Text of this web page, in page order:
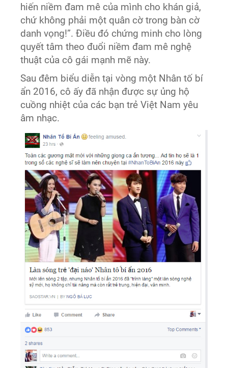
hiến niềm đam mê của mình cho khán giả,
chứ không phải một quân cờ trong bàn cờ
danh vọng!”. Điều đó chứng minh cho lòng
quyết tâm theo đuổi niềm đam mê nghệ
thuật của cô gái mạnh mẽ này.
Sau đêm biểu diễn tại vòng một Nhân tố bí
ẩn 2016, cô ấy đã nhận được sự ủng hộ
cuồng nhiệt của các bạn trẻ Việt Nam yêu
âm nhạc.